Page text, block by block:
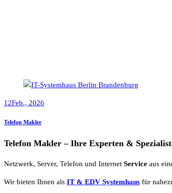
12Feb., 2026
Telefon Makler
Telefon Makler – Ihre Experten &
Netzwerk, Server, Telefon und Internet Service aus
Wir bieten Ihnen als IT & EDV Systemhaus für